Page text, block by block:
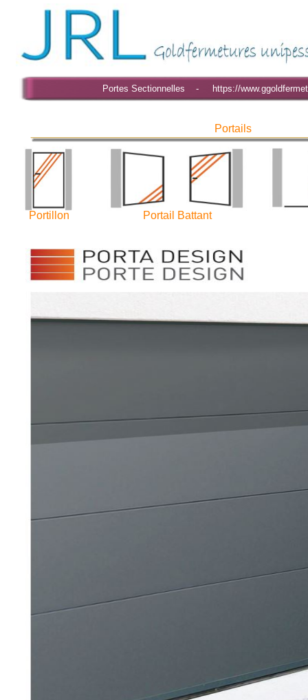
Portails
Portillon Portail Battant
Portes Sectionnelles - https://